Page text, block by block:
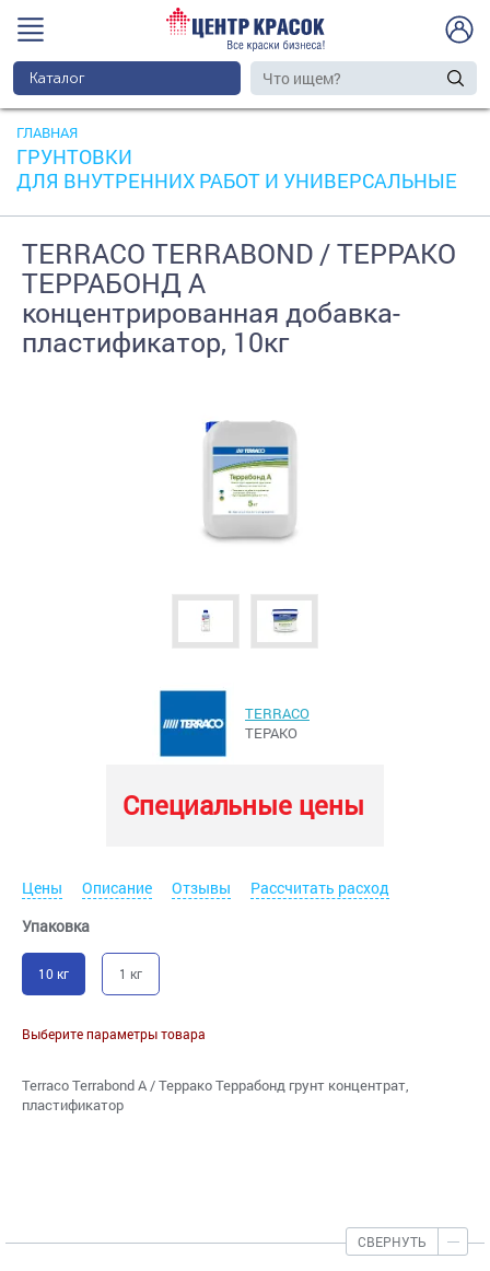
Каталог
ГЛАВНАЯ
ГРУНТОВКИ
ДЛЯ ВНУТРЕННИХ РАБОТ И УНИВЕРСАЛЬНЫЕ
TERRACO TERRABOND / ТЕРРАКО
ТЕРРАБОНД А
концентрированная добавка-
пластификатор, 10кг
TERRACO
ТЕРАКО
Специальные цены
Цены Описание Отзывы
Рассчитать расход
Упаковка
10 кг 1 кг
Выберите параметры товара
Terraco Terrabond A / Террако Террабонд грунт концентрат,
пластификатор
СВЕРНУТЬ